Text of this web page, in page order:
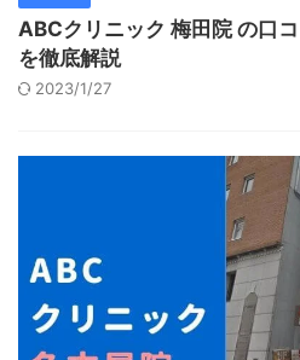
ABCクリニック 梅田院 の口
を徹底解説
2023/1/27